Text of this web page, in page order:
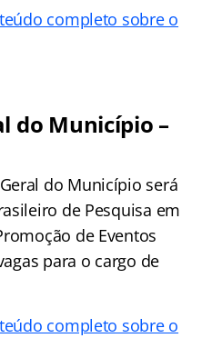
completo sobre o
do Município –
do Município será
de Pesquisa em
de Eventos
para o cargo de
completo sobre o